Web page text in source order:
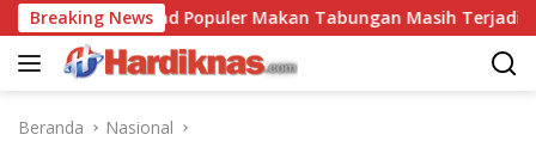
Langsung
ke
konten
Breaking News
Trend Populer Makan Tabungan Masih Terjadi?
Beranda Nasional